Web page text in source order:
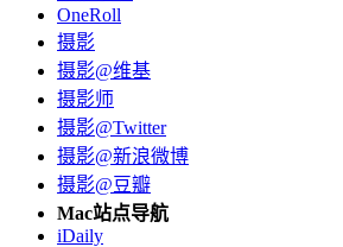
OneRoll
摄影
摄影@维基
摄影师
摄影@Twitter
摄影@新浪微博
摄影@豆瓣
Mac站点导航
iDaily